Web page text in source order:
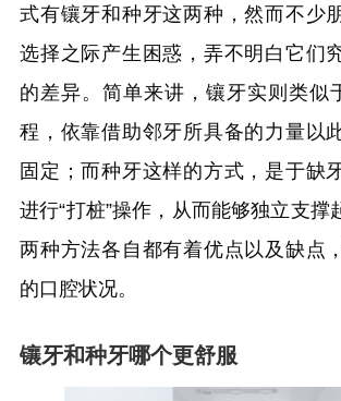
式有镶牙和种牙这两种，然而不少
选择之际产生困惑，弄不明白它们
的差异。简单来讲，镶牙实则类似
程，依靠借助邻牙所具备的力量以
固定；而种牙这样的方式，是于缺
进行“打桩”操作，从而能够独立支撑
两种方法各自都有着优点以及缺点
的口腔状况。
镶牙和种牙哪个更舒服